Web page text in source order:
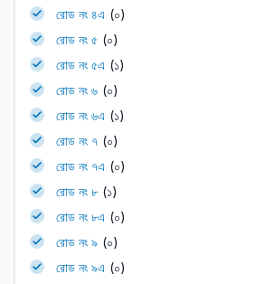
রোড নং ৪এ (০)
রোড নং ৫ (০)
রোড নং ৫এ (১)
রোড নং ৬ (০)
রোড নং ৬এ (১)
রোড নং ৭ (০)
রোড নং ৭এ (০)
রোড নং ৮ (১)
রোড নং ৮এ (০)
রোড নং ৯ (০)
রোড নং ৯এ (০)